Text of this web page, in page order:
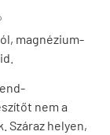
magnézium-
nem a
Száraz helyen,